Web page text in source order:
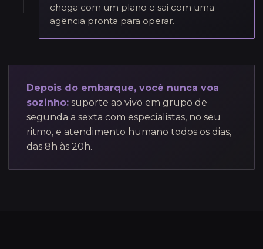
chega com um plano e sai com uma
agência pronta para operar.
Depois do embarque, você nunca voa
sozinho: suporte ao vivo em grupo de
segunda a sexta com especialistas, no seu
ritmo, e atendimento humano todos os dias,
das 8h às 20h.